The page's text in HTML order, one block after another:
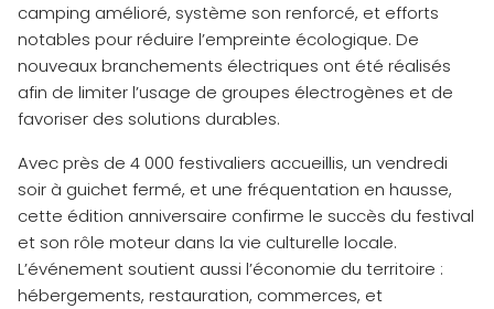
camping amélioré, système son renforcé, et efforts
notables pour réduire l’empreinte écologique. De
nouveaux branchements électriques ont été réalisés
afin de limiter l’usage de groupes électrogènes et de
favoriser des solutions durables.
Avec près de 4 000 festivaliers accueillis, un vendredi
soir à guichet fermé, et une fréquentation en hausse,
cette édition anniversaire confirme le succès du festival
et son rôle moteur dans la vie culturelle locale.
L’événement soutient aussi l’économie du territoire :
hébergements, restauration, commerces, et